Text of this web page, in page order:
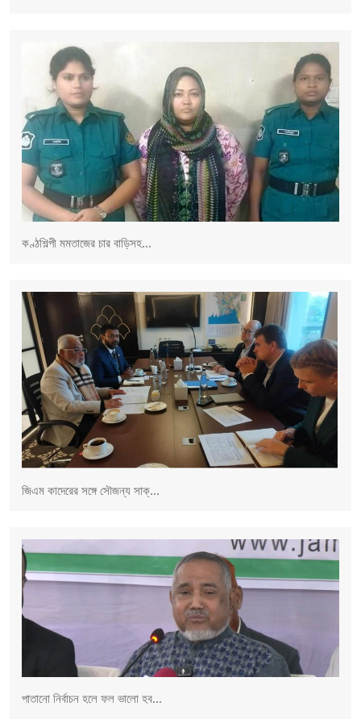
কণ্ঠশিল্পী মমতাজের চার বাড়িসহ...
জিএম কাদেরের সঙ্গে সৌজন্য সাক্...
পাতানো নির্বাচন হলে ফল ভালো হব...